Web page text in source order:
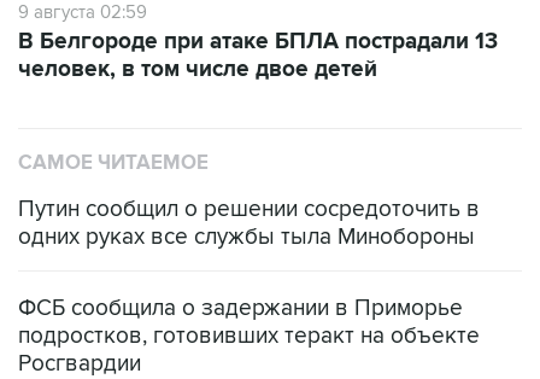
9 августа 02:59
В Белгороде при атаке БПЛА пострадали 13
человек, в том числе двое детей
САМОЕ ЧИТАЕМОЕ
Путин сообщил о решении сосредоточить в
одних руках все службы тыла Минобороны
ФСБ сообщила о задержании в Приморье
подростков, готовивших теракт на объекте
Росгвардии